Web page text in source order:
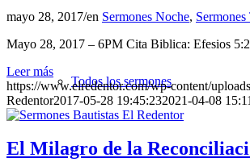
Todos los sermones
mayo 28, 2017/en Sermones Noche, Sermones
Mayo 28, 2017 – 6PM Cita Biblica: Efesios
Leer más
https://www.elredentor.com/wp-content/
Redentor2017-05-28 19:45:232021-04-08
El Milagro de la